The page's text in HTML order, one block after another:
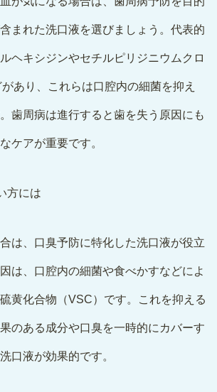
まれた洗口液を選びましょう。代表的
ヘキシジンやセチルピリジニウムクロ
あり、これらは口腔内の細菌を抑え
歯周病は進行すると歯を失う原因にも
ケアが重要です。
方には
は、口臭予防に特化した洗口液が役立
は、口腔内の細菌や食べかすなどによ
黄化合物（VSC）です。これを抑える
のある成分や口臭を一時的にカバーす
口液が効果的です。